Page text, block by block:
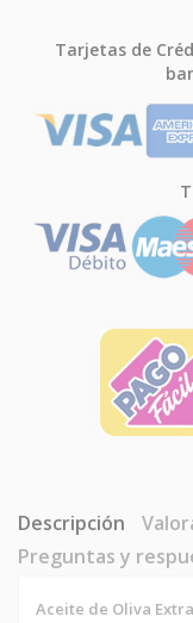
Tarjetas de
Descripción
Preguntas y
Aceite de Oliva